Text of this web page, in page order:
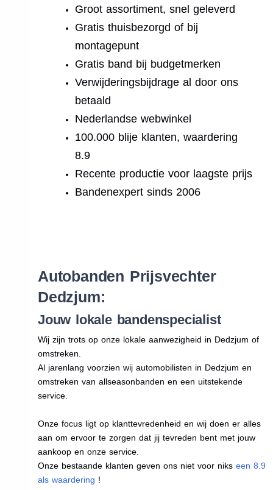
Groot assortiment, snel geleverd
Gratis thuisbezorgd of bij
montagepunt
Gratis band bij budgetmerken
Verwijderingsbijdrage al door ons
betaald
Nederlandse webwinkel
100.000 blije klanten, waardering
8.9
Recente productie voor laagste prijs
Bandenexpert sinds 2006
Autobanden Prijsvechter
Dedzjum:
Jouw lokale bandenspecialist
Wij zijn trots op onze lokale aanwezigheid in Dedzjum of
omstreken.
Al jarenlang voorzien wij automobilisten in Dedzjum en
omstreken van allseasonbanden en een uitstekende
service.
Onze focus ligt op klanttevredenheid en wij doen er alles
aan om ervoor te zorgen dat jij tevreden bent met jouw
aankoop en onze service.
Onze bestaande klanten geven ons niet voor niks een 8.9
als waardering !